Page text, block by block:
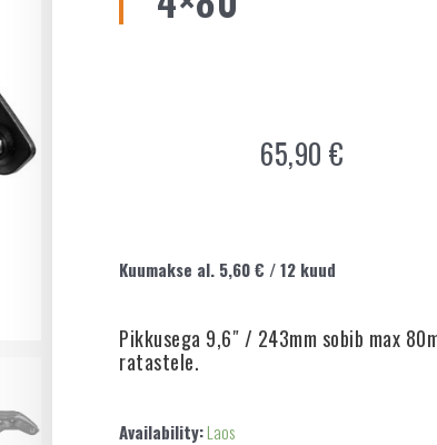
65,90€
Kuumakse al. 5,60€ / 12 kuud
Pikkusega 9,6″ / 243mm sobib max
ratastele.
Availability:Laos